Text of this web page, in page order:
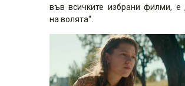
във всичките избрани филми, е
на волята“.